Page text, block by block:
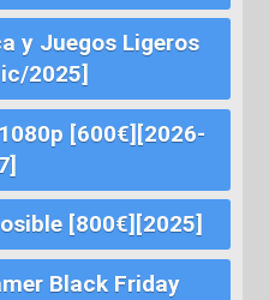
y Juegos Ligeros
2025]
[600€][2026-
[800€][2025]
Black Friday